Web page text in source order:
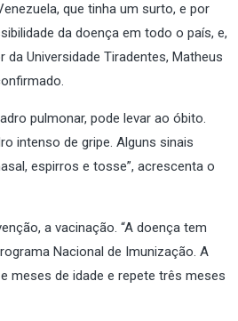
que tinha um surto, e por
da doença em todo o país, e,
Universidade Tiradentes, Matheus
pulmonar, pode levar ao óbito.
intenso de gripe. Alguns sinais
espirros e tosse”, acrescenta o
a vacinação. “A doença tem
Nacional de Imunização. A
meses de idade e repete três meses